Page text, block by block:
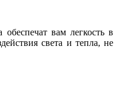
вам легкость в
света и тепла, не